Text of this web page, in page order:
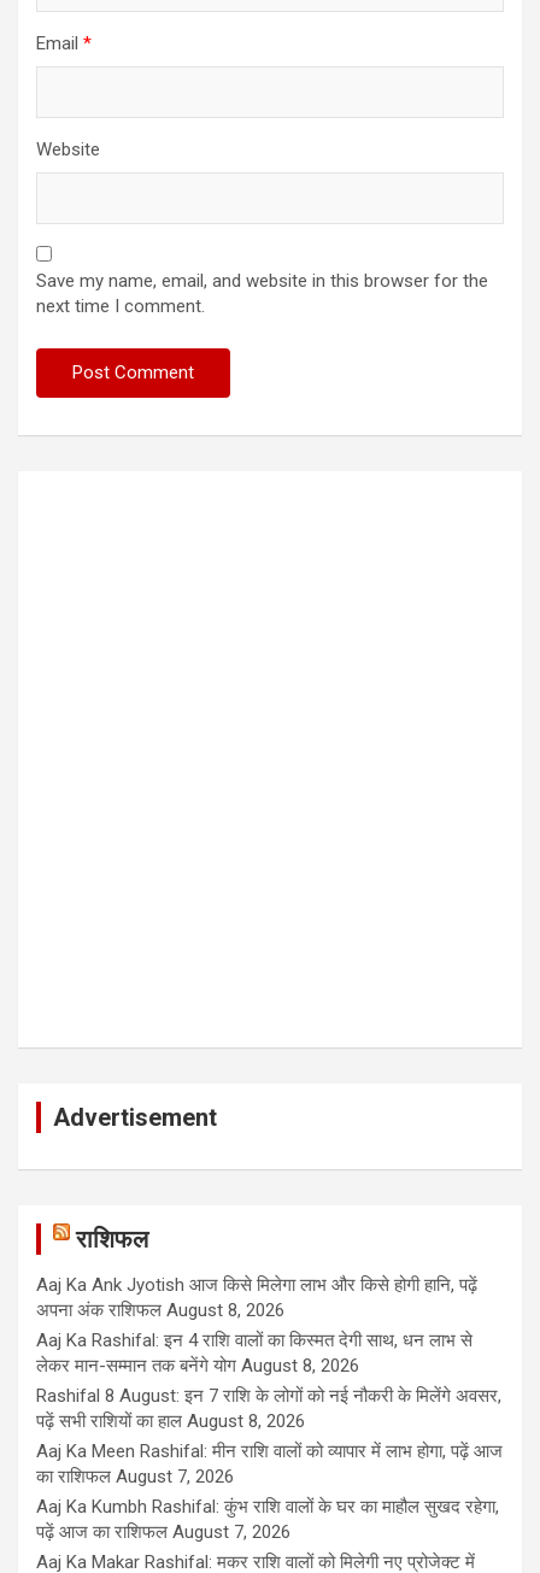
Email *
Website
Save my name, email, and website in this browser for the
next time I comment.
Advertisement
राशिफल
Aaj Ka Ank Jyotish आज किसे मिलेगा लाभ और किसे होगी हानि, पढ़ें
अपना अंक राशिफल August 8, 2026
Aaj Ka Rashifal: इन 4 राशि वालों का किस्मत देगी साथ, धन लाभ से
लेकर मान-सम्मान तक बनेंगे योग August 8, 2026
Rashifal 8 August: इन 7 राशि के लोगों को नई नौकरी के मिलेंगे अवसर,
पढ़ें सभी राशियों का हाल August 8, 2026
Aaj Ka Meen Rashifal: मीन राशि वालों को व्यापार में लाभ होगा, पढ़ें आज
का राशिफल August 7, 2026
Aaj Ka Kumbh Rashifal: कुंभ राशि वालों के घर का माहौल सुखद रहेगा,
पढ़ें आज का राशिफल August 7, 2026
Aaj Ka Makar Rashifal: मकर राशि वालों को मिलेगी नए प्रोजेक्ट में